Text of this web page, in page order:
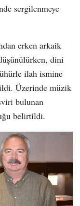
sergilenmeye
erken arkaik
dini
ilah ismine
Üzerinde müzik
bulunan
belirtildi.